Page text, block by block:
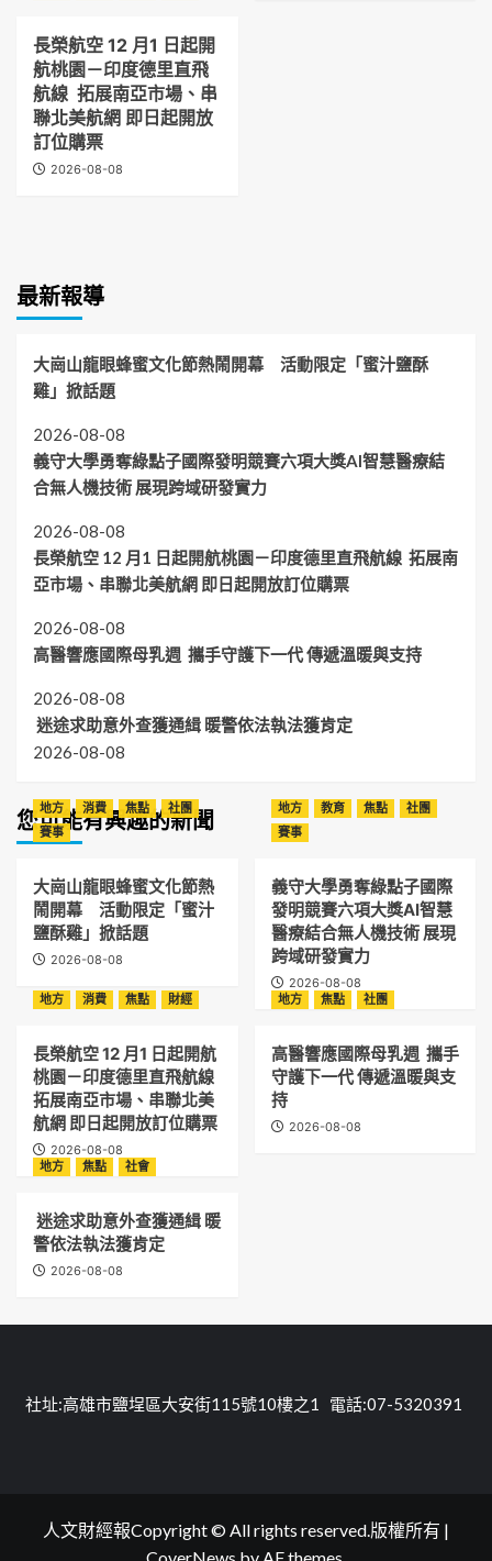
長榮航空 12 月1 日起開
航桃園－印度德里直飛
航線 拓展南亞市場、串
聯北美航網 即日起開放
訂位購票
2026-08-08
最新報導
大崗山龍眼蜂蜜文化節熱鬧開幕 活動限定「蜜汁鹽酥
雞」掀話題
2026-08-08
義守大學勇奪綠點子國際發明競賽六項大獎AI智慧醫療結
合無人機技術 展現跨域研發實力
2026-08-08
長榮航空 12 月1 日起開航桃園－印度德里直飛航線 拓展南
亞市場、串聯北美航網 即日起開放訂位購票
2026-08-08
高醫響應國際母乳週 攜手守護下一代 傳遞溫暖與支持
2026-08-08
迷途求助意外查獲通緝 暖警依法執法獲肯定
2026-08-08
您可能有興趣的新聞
地方 消費 焦點
社團
賽事
大崗山龍眼蜂蜜文化節熱
鬧開幕 活動限定「蜜汁
鹽酥雞」掀話題
2026-08-08
地方 教育 焦點
社團
賽事
義守大學勇奪綠點子國際
發明競賽六項大獎AI智慧
醫療結合無人機技術 展現
跨域研發實力
2026-08-08
地方
消費 焦點 財經
長榮航空 12 月1 日起開航
桃園－印度德里直飛航線
拓展南亞市場、串聯北美
航網 即日起開放訂位購票
2026-08-08
地方 焦點 社團
高醫響應國際母乳週 攜手
守護下一代 傳遞溫暖與支
持
2026-08-08
地方 焦點 社會
迷途求助意外查獲通緝 暖
警依法執法獲肯定
2026-08-08
社址:高雄市鹽埕區大安街115號10樓之1 電話:07-5320391
人文財經報Copyright © All rights reserved.版權所有 |